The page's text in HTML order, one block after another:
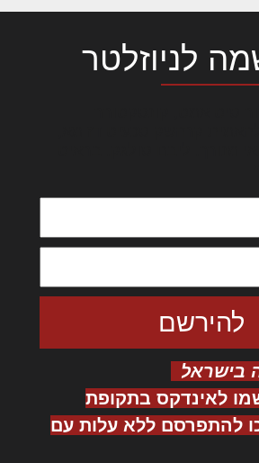
לניוזלטר
בישראל
לאינדקס בתקופת
להתפרסם ללא עלות עם